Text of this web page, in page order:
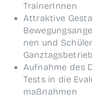
TrainerInnen
Attrak­ti­ve
nen und
Ganztagsbetrieb
Auf­nah­me des
Tests in die
maßnahmen